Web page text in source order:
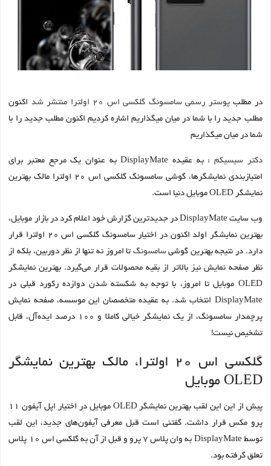
در مطلبپوستر رسمی سامسونگ گلکسی اس 20 اولترا منتشر شد
اکنون
مطلب جدید را با شما در میان میگذاریم اشاره کردیم اکنون مطلب جدید را با
شما در میان میگذاریم
دکتر سیسیکم
: به عقیده DisplayMate به عنوان یک مرجع معتبر برای
امتیازبندی نمایشگرها، گوشی سامسونگ گلکسی اس 20 اولترا مالک بهترین
نمایشگر OLED موبایل دنیا است.
وب سایت DisplayMate در جدیدترین گزارش خود اعلام کرد در بازار موبایل،
بهترین نمایشگر اولد اکنون در اختیار سامسونگ گلکسی اس 20 اولترا قرار
دارد. در نتیجه بهترین گوشیسامسونگ تا امروز نه تنها از نظر دوربین، بلکه از
نظر صفحه نمایش نیز بالاتر از بقیه محصولات قرار می‌گیرد. بهترین نمایشگر
OLED موبایل تا امروز، با توجه به شکسته شدن دوازده رکورد قبلی در
DisplayMate انتخاب شد. به عقیده متخصصان این موسسه، صفحه نمایش
پرچمدار سامسونگ، از یک نمایشگر خیالی کاملا و 100 درصد ایده‌آل، قابل
تشخیص نیست!
گلکسی اس 20 اولترا، مالک بهترین نمایشگر
OLED موبایل
پیش از این این لقب بهترین نمایشگر OLED موبایل در اختیار اپل آیفون 11
پرو مکس قرار داشت. گفتنی است قبل معرفی آیفون‌های جدید، این لقب
توسط DisplayMate به وان پلاس 7 پرو و قبل از آن به گلکسی اس 10 پلاس
تعلق گرفته بود.